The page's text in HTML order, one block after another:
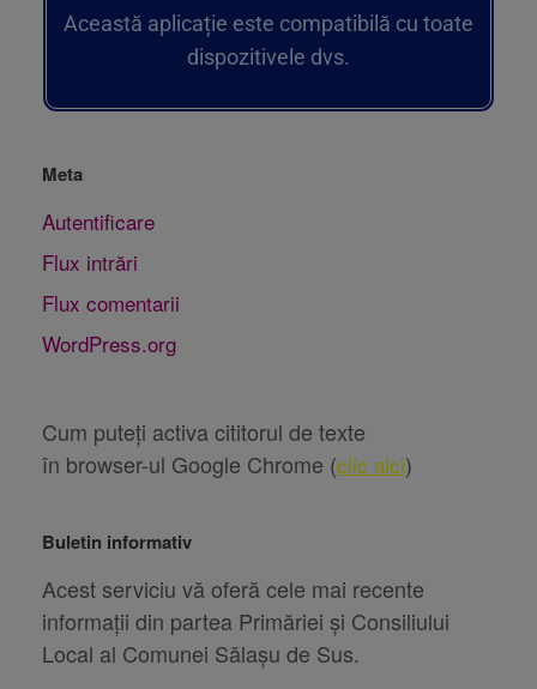
Această aplicație este compatibilă cu toate
dispozitivele dvs.
Meta
Autentificare
Flux intrări
Flux comentarii
WordPress.org
Cum puteți activa cititorul de texte
în browser-ul Google Chrome (clic aici)
Buletin informativ
Acest serviciu vă oferă cele mai recente
informații din partea Primăriei și Consiliului
Local al Comunei Sălașu de Sus.